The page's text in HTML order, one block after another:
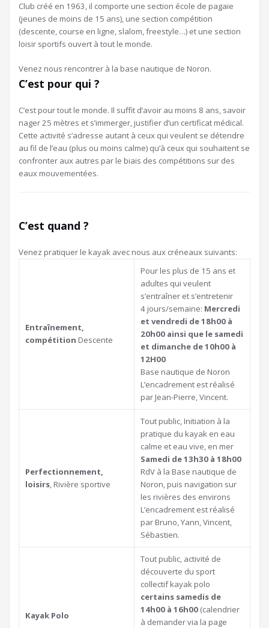
Club créé en 1963, il comporte une section école de pagaie
(jeunes de moins de 15 ans), une section compétition
(descente, course en ligne, slalom, freestyle…) et une section
loisir sportifs ouvert à tout le monde.
Venez nous rencontrer à la base nautique de Noron.
C’est pour qui ?
C’est pour tout le monde. Il suffit d’avoir au moins 8 ans, savoir
nager 25 mètres et s’immerger, justifier d’un certificat médical.
Cette activité s’adresse autant à ceux qui veulent se détendre
au fil de l’eau (plus ou moins calme) qu’à ceux qui souhaitent se
confronter aux autres par le biais des compétitions sur des
eaux mouvementées.
C’est quand ?
Venez pratiquer le kayak avec nous aux créneaux suivants:
Entraînement,
compétition Descente
Pour les plus de 15 ans et
adultes qui veulent
s’entraîner et s’entretenir
4 jours/semaine: Mercredi
et vendredi de 18h00 à
20h00 ainsi que le samedi
et dimanche de 10h00 à
12H00
Base nautique de Noron
L’encadrement est réalisé
par Jean-Pierre, Vincent.
Perfectionnement,
loisirs, Rivière sportive
Tout public, Initiation à la
pratique du kayak en eau
calme et eau vive, en mer
Samedi de 13h30 à 18h00
RdV à la Base nautique de
Noron, puis navigation sur
les rivières des environs
L’encadrement est réalisé
par Bruno, Yann, Vincent,
Sébastien.
Kayak Polo
Tout public, activité de
découverte du sport
collectif kayak polo
certains samedis de
14h00 à 16h00(calendrier
à demander via la page